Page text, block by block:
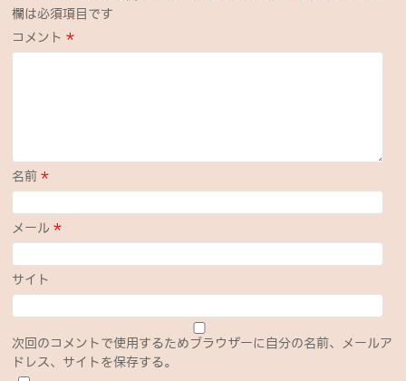
欄は必須項目です
コメント*
名前*
メール*
サイト
次回のコメントで使用するためブラウザーに自分の名前、メールア
ドレス、サイトを保存する。